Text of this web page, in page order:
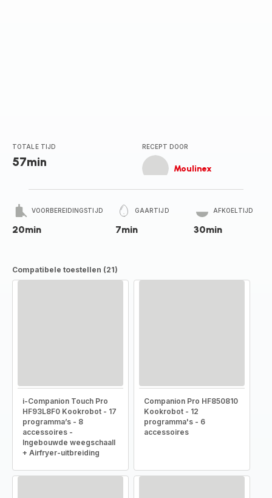
TOTALE TIJD
57min
RECEPT DOOR
Moulinex
VOORBEREIDINGSTIJD
20min
GAARTIJD
7min
AFKOELTIJD
30min
Compatibele toestellen (21)
i-Companion Touch Pro
HF93L8F0 Kookrobot - 17
programma’s - 8
accessoires -
Ingebouwde weegschaall
+ Airfryer-uitbreiding
Companion Pro HF850810
Kookrobot - 12
programma's - 6
accessoires